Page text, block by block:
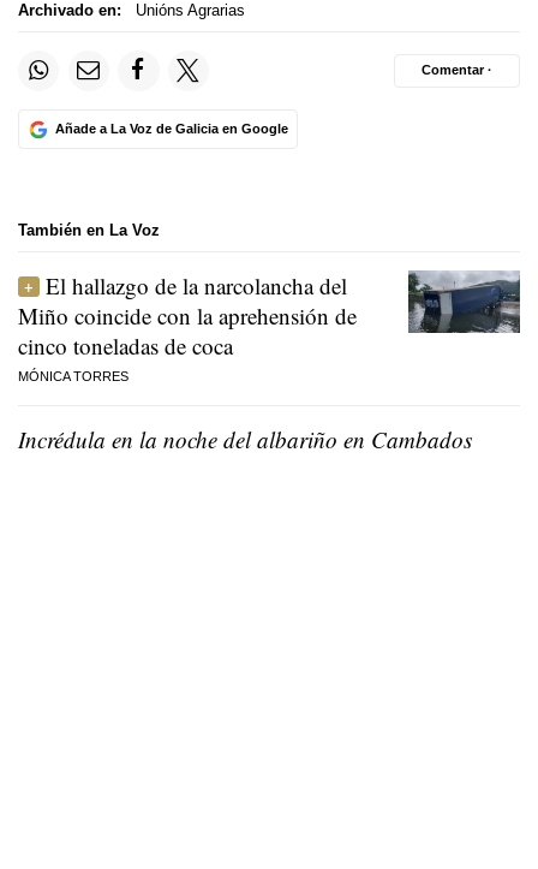
Archivado en: Unións Agrarias
Añade a La Voz de Galicia en Google
Comentar ·
También en La Voz
El hallazgo de la narcolancha del
Miño coincide con la aprehensión de
cinco toneladas de coca
MÓNICA TORRES
Incrédula en la noche del albariño en Cambados